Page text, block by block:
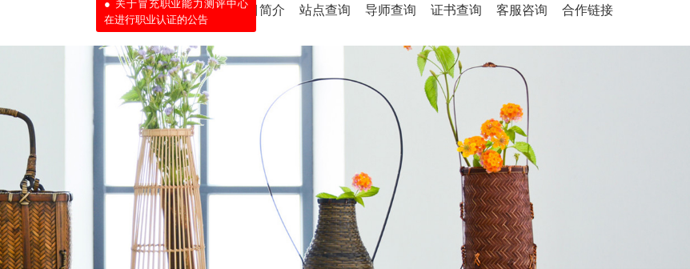
首页 行业动态 项目简介 站点查询 导师查询 证书查询 客服咨询 合作链接
● 关于冒充职业能力测评中心
在进行职业认证的公告